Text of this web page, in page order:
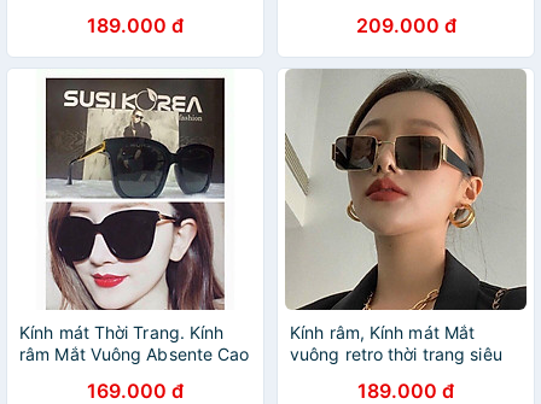
tuavit Kính Xinh mini
189.000 đ 209.000 đ
Kính mát Thời Trang. Kính
râm Mắt Vuông Absente Cao
169.000 đ
Kính râm, Kính mát Mắt
vuông retro thời trang siêu
189.000 đ